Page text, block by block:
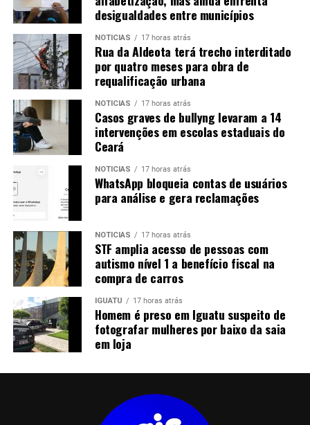
desigualdades entre municípios
NOTICIAS 17 horas atrás
Rua da Aldeota terá trecho interditado
por quatro meses para obra de
requalificação urbana
NOTICIAS 17 horas atrás
Casos graves de bullyng levaram a 14
intervenções em escolas estaduais do
Ceará
NOTICIAS 17 horas atrás
WhatsApp bloqueia contas de usuários
para análise e gera reclamações
NOTICIAS 17 horas atrás
STF amplia acesso de pessoas com
autismo nível 1 a benefício fiscal na
compra de carros
IGUATU 17 horas atrás
Homem é preso em Iguatu suspeito de
fotografar mulheres por baixo da saia
em loja